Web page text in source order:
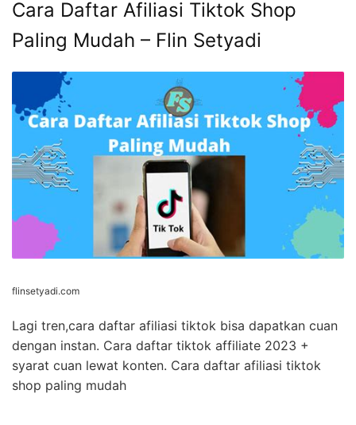
accesstrade.co.id
KLIK DISINI UNTUK DOWNLOAD PANDUAN
AFFILIATE MARKETING >>>
Cara Daftar Afiliasi Tiktok Shop
Paling Mudah – Flin Setyadi